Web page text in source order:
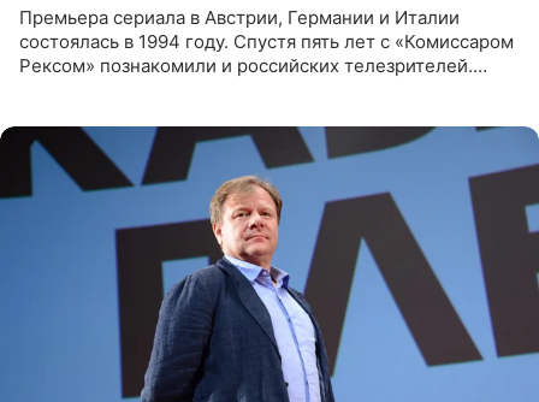
Премьера сериала в Австрии, Германии и Италии
состоялась в 1994 году. Спустя пять лет с «Комиссаром
Рексом» познакомили и российских телезрителей.